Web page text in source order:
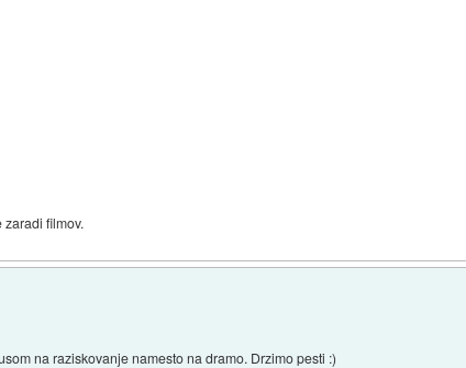
filmov.
na raziskovanje namesto na dramo. Drzimo pesti :)